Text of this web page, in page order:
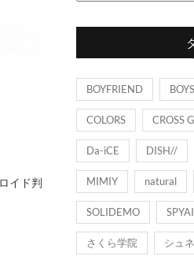
BOYFRIEND
COLORS CROSS
Da-iCE DISH//
MIMIY natural
SOLIDEMO
さくら学院 シュ